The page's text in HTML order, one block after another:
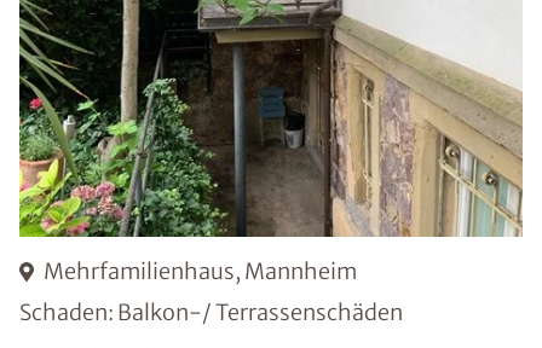
Mehrfamilienhaus, Mannheim
Schaden: Balkon-/ Terrassenschäden